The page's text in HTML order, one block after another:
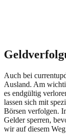
Auch bei
Ausland. Am
es endgültig
lassen sich mit
Börsen verfolgen.
Gelder sperren,
wir auf diesem